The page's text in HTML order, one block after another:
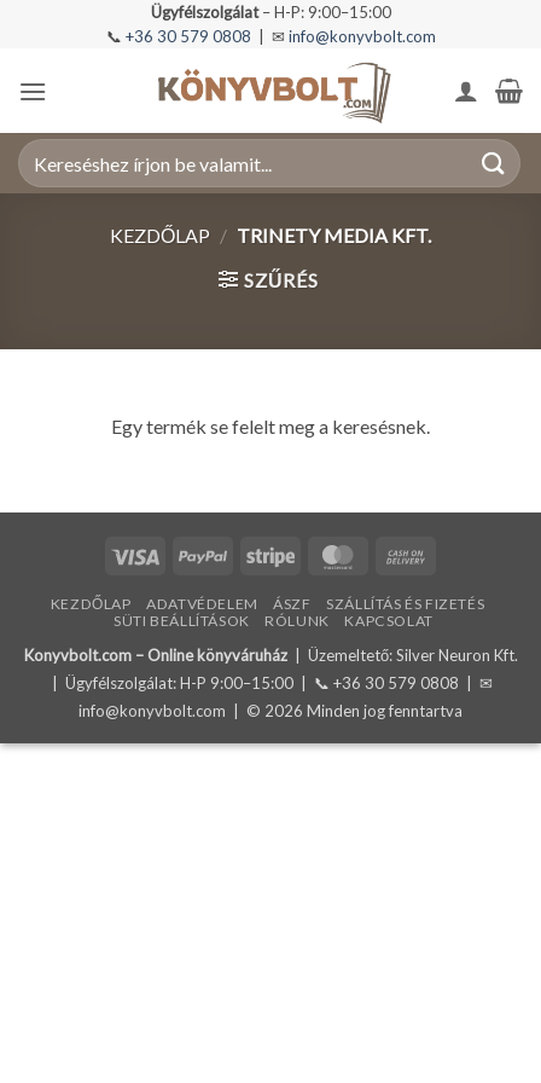
Ügyfélszolgálat– H-P: 9:00–15:00
📞 +36 30 579 0808 | ✉ info@konyvbolt.com
Keresés
a
KEZDŐLAP / TRINETY MEDIA KFT.
SZŰRÉS
Egy termék se felelt meg a keresésnek.
Visa PayPal Stripe MasterCard
Delivery
KEZDŐLAP ADATVÉDELEM ÁSZF
SZÁLLÍTÁS ÉS FIZETÉS
SÜTI BEÁLLÍTÁSOK
RÓLUNK KAPCSOLAT
Konyvbolt.com – Online könyváruház| Üzemeltető: Silver Neuron Kft.
| Ügyfélszolgálat: H-P 9:00–15:00 | 📞 +36 30 579 0808 | ✉
info@konyvbolt.com | © 2026 Minden jog fenntartva